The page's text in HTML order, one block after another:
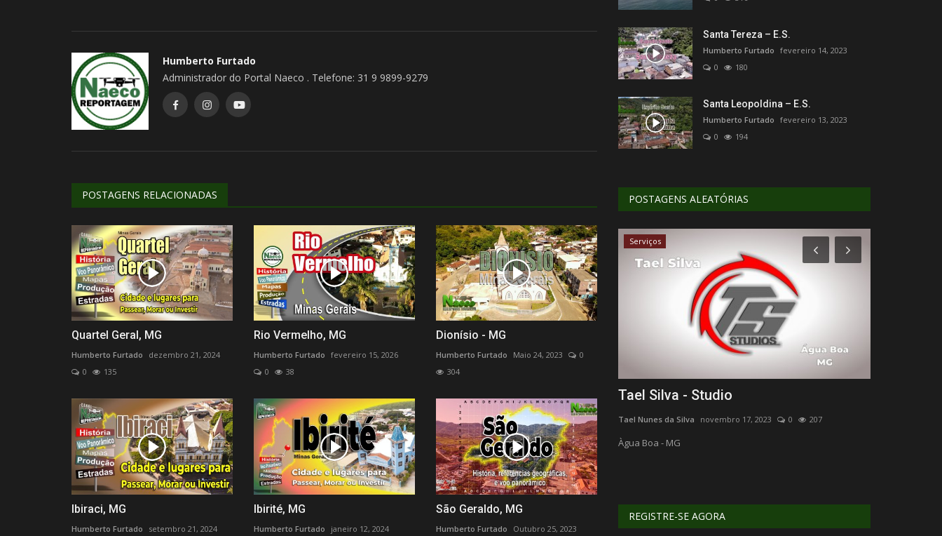
Humberto Furtado
Administrador do Portal Naeco . Telefone: 31 9 9899-9279
POSTAGENS RELACIONADAS
Quartel Geral, MG
Humberto Furtado
dezembro 21, 2024
0
135
Rio Vermelho, MG
Humberto Furtado fevereiro 15, 2026
0
38
Dionísio - MG
Humberto Furtado Maio 24, 2023
0
304
Ibiraci, MG
Humberto Furtado
setembro 21, 2024
Ibirité, MG
Humberto Furtado
janeiro 12, 2024
São Geraldo, MG
Humberto Furtado
Outubro 25, 2023
Santa Tereza – E.S.
Humberto Furtado fevereiro 14, 2023
0
180
Santa Leopoldina – E.S.
Humberto Furtado fevereiro 13, 2023
0
194
POSTAGENS ALEATÓRIAS
Youtubers
Algoritmo - Youtube
Humberto Furtado novembro 23, 2022 0 299
Tarefas predefinidas para ações automatizadas.
Eventos
XI Encontro Nacional de Motociclistas
Humberto Furtado abril 13, 2024 1 346
Timóteo - Vale do Aço - MG
Serviços
Tael Silva - Studio
Tael Nunes da Silva novembro 17, 2023 0 207
Àgua Boa - MG
REGISTRE-SE AGORA